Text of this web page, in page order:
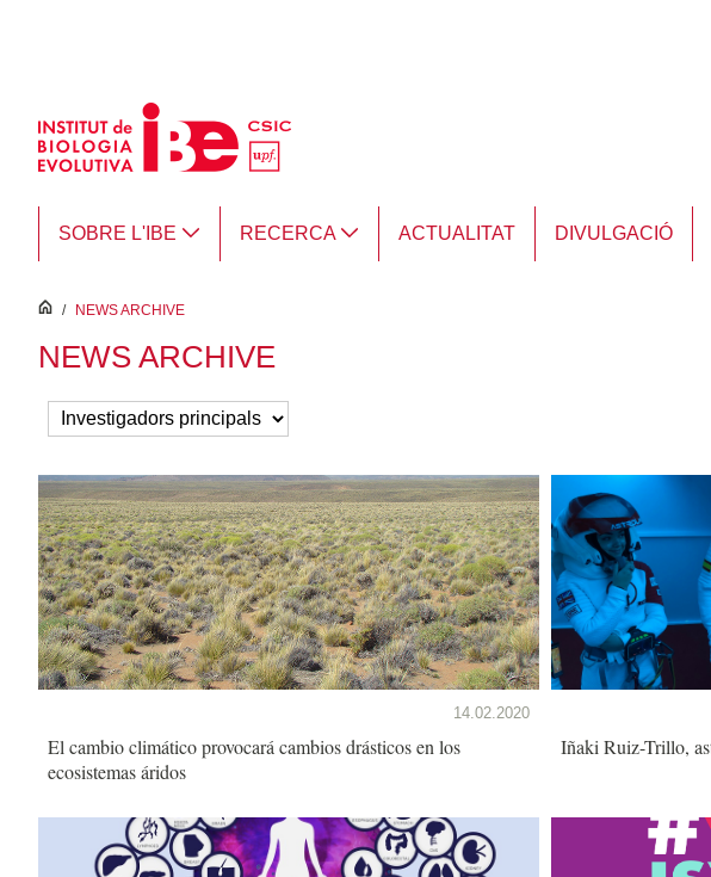
SOBRE L'IBE RECERCA ACTUALITAT DIVULGACIÓ
inici
/ NEWS ARCHIVE
NEWS ARCHIVE
14.02.2020
El cambio climático provocará cambios drásticos en los
ecosistemas áridos